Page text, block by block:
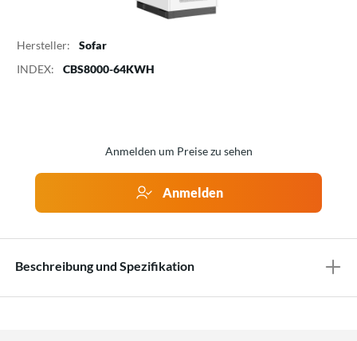
Hersteller:
Sofar
INDEX:
CBS8000-64KWH
Anmelden um Preise zu sehen
Anmelden
Beschreibung und Spezifikation